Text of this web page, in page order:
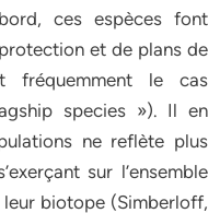
ces espèces font
et de plans de
fréquemment le cas
species »). Il en
ne reflète plus
sur l’ensemble
biotope (Simberloff,